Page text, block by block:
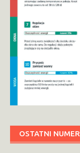
OSTATNI NUMER